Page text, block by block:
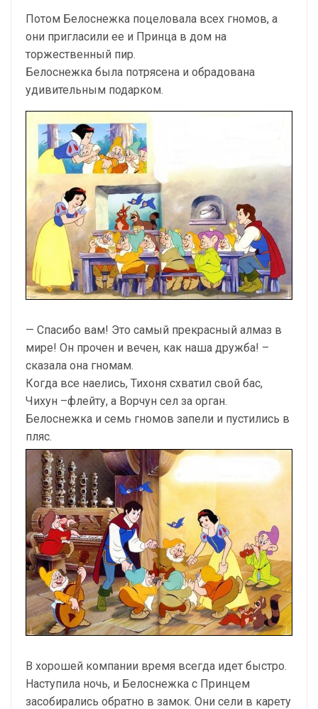
Потом Белоснежка поцеловала всех гномов, а
они пригласили ее и Принца в дом на
торжественный пир.
Белоснежка была потрясена и обрадована
удивительным подарком.
— Спасибо вам! Это самый прекрасный алмаз в
мире! Он прочен и вечен, как наша дружба! –
сказала она гномам.
Когда все наелись, Тихоня схватил свой бас,
Чихун –флейту, а Ворчун сел за орган.
Белоснежка и семь гномов запели и пустились в
пляс.
В хорошей компании время всегда идет быстро.
Наступила ночь, и Белоснежка с Принцем
засобирались обратно в замок. Они сели в карету